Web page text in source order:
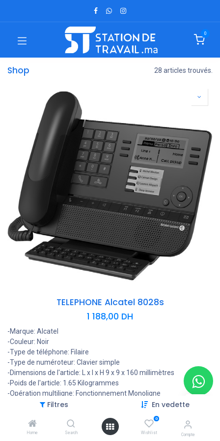
Filtres En vedette
Home Search
0
Wishlist Compte
0
Shop 28 articles trouvés.
TELEPHONE Alcatel 8028s
1 188,00 DH
-Marque: Alcatel
-Couleur: Noir
-Type de téléphone: Filaire
-Type de numéroteur: Clavier simple
-Dimensions de l'article: L x l x H 9 x 9 x 160 millimètres
-Poids de l'article: 1.65 Kilogrammes
-Opération multiligne: Fonctionnement Monoligne
-Identification de l'appelant: Oui
Ajouter au panier